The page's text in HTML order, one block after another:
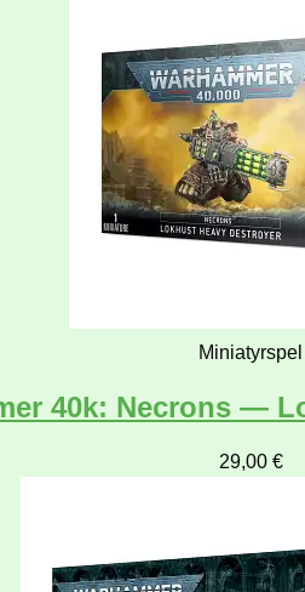
Miniatyrspel
40k: Necrons —
29,00 €